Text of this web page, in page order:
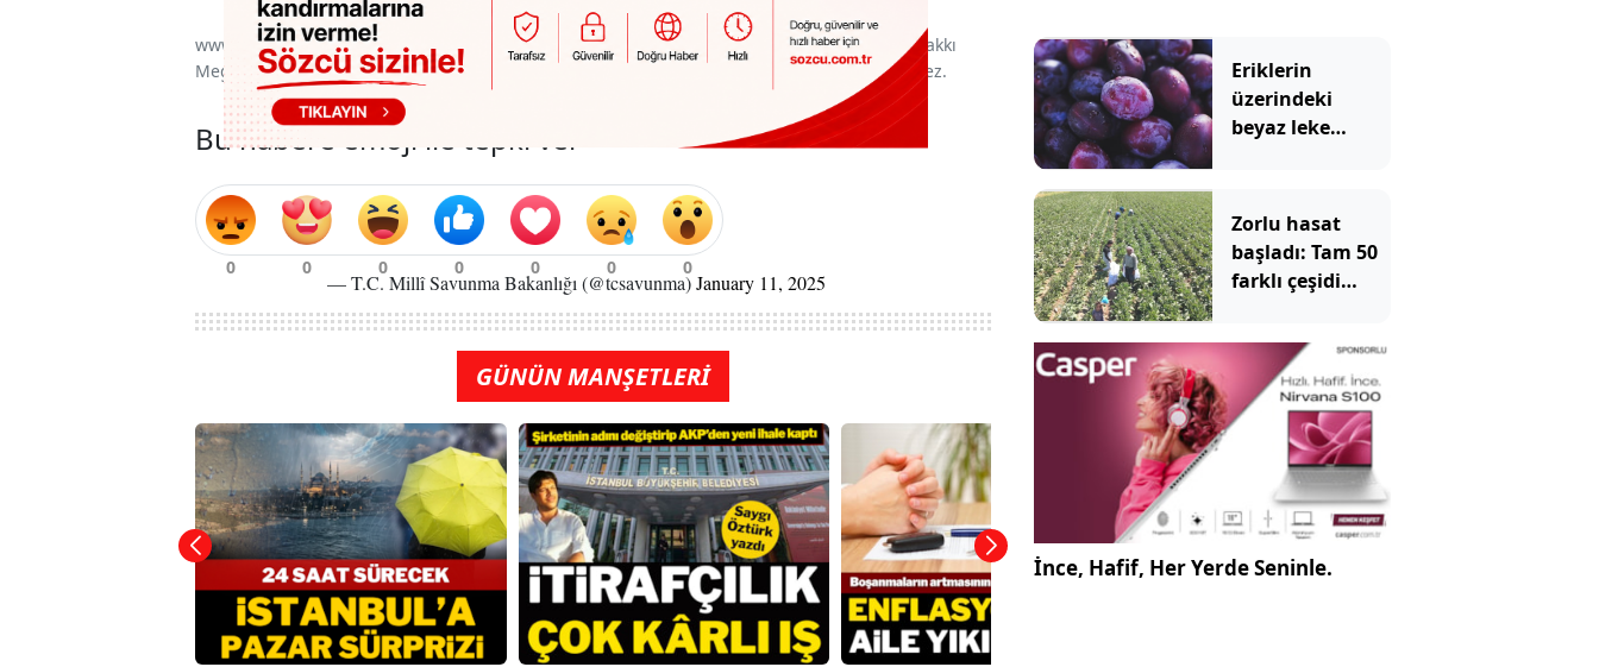
— T.C. Millî Savunma Bakanlığı (@tcsavunma)January 11, 2025
www.sozcu.com.tr internet sitesinde yayınlanan yazı, haber ve fotoğrafların her türlü telif hakkı
Mega Ajans ve Rek. Tic. A.Ş'ye aittir. İzin alınmadan, kaynak gösterilerek dahi iktibas edilemez.
Bu habere emoji ile tepki ver
GÜNÜN MANŞETLERİ
Eriklerin
üzerindeki
beyaz leke
geliyormuş
Zorlu hasat
başladı: Tam 50
farklı çeşidi
boyunca
toplanıyor
İnce, Hafif, Her Yerde Seninle.